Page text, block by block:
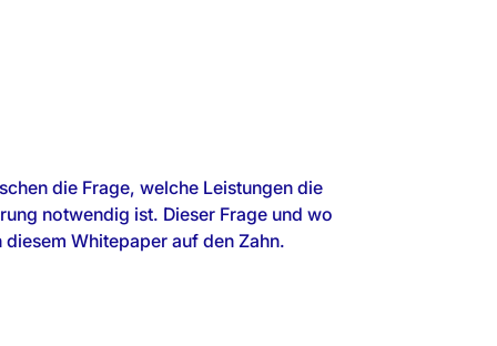
die Frage, welche Leistungen die
notwendig ist. Dieser Frage und wo
Whitepaper auf den Zahn.